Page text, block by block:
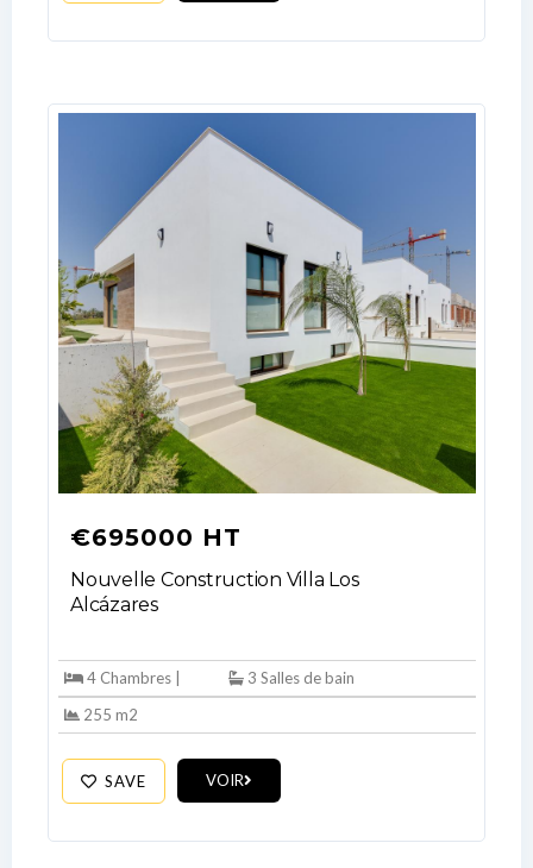
€695000 HT
Nouvelle Construction Villa Los
Alcázares
4 Chambres |
3 Salles de bain
255 m2
SAVE VOIR
Log In
Username
Password